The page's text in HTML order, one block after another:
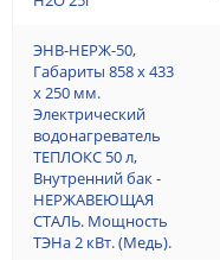
ЭНВ-НЕРЖ-50,
Габариты 858 х 433
х 250 мм.
Электрический
водонагреватель
ТЕПЛОКС 50 л,
Внутренний бак -
НЕРЖАВЕЮЩАЯ
СТАЛЬ. Мощность
ТЭНа 2 кВт. (Медь).